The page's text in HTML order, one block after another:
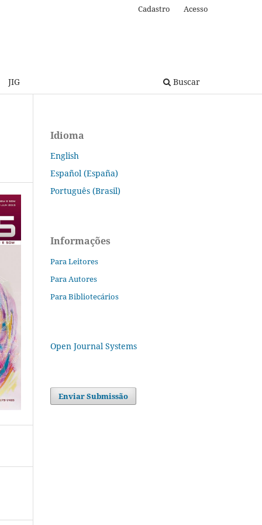
JIG Buscar
Cadastro Acesso
Idioma
English
Español (España)
Português (Brasil)
Informações
Para Leitores
Para Autores
Para Bibliotecários
Open Journal Systems
Enviar Submissão